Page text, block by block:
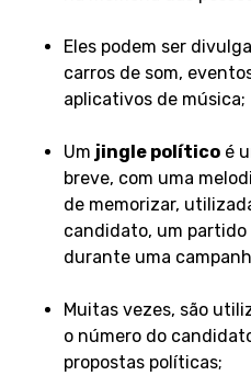
Eles podem ser
carros de som,
aplicativos de música;
Um jingle políticoé
breve, com uma
de memorizar,
candidato, um
durante uma
Muitas vezes, são
o número do
propostas políticas;